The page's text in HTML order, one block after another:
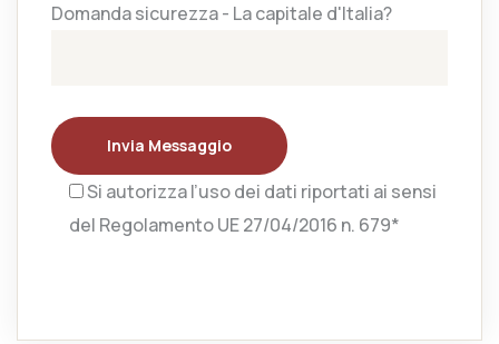
Domanda sicurezza - La capitale d'Italia?
Invia Messaggio
Si autorizza l’uso dei dati riportati ai sensi
del Regolamento UE 27/04/2016 n. 679*